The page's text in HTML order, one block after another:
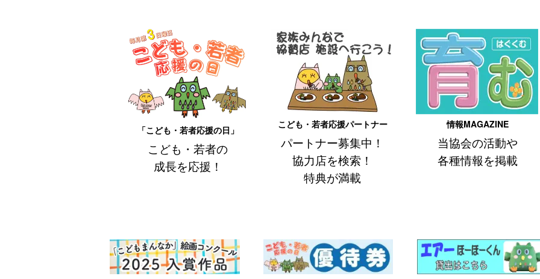
2026.04.03
情報MAGAZINE「THE育む」特別号
2026.04.03
第23回「日本の次世代リーダー養成塾」北海道派遣生
を募集［北海道ＨＰ］
2026.04.01
当協会の名称が「公益財団法人北海道こども・若者応援協会」に変わりました
2026.03.27
情報公開
を更新しました（令和８年度事業計画・予算等 掲載）
2026.03.27
当協会へのご寄付に対し、感謝状贈呈式を執り行いました
2026.02.09
情報MAGAZINE「THE育む」No.35 を発行しました
2025.12.15
2026年「こどもまんなか」啓発カレンダー・令和７年度「少年の主張」全道大会発
2025.11.20
「こどもまんなか」絵画コンクール2025入賞作品展
を道内６箇所で開催
2025.11.19
北海道青少年基金へのご寄付に対し、感謝状贈呈式
を執り行いました
「こども・若者応援の日」
こども・若者の
成長を応援！
こども・若者応援パートナー
パートナー募集中！
協力店を検索！
特典が満載
情報MAGAZINE
当協会の活動や
各種情報を掲載